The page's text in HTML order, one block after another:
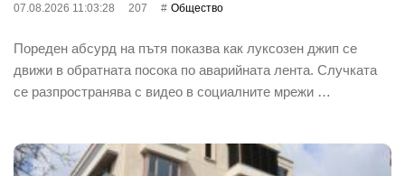
07.08.2026 11:03:28 207 Общество
Пореден абсурд на пътя показва как луксозен джип се
движи в обратната посока по аварийната лента. Случката
се разпространява с видео в социалните мрежи …